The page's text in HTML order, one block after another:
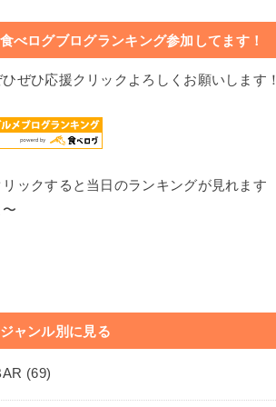
食べログブログランキング参加してます！
ひぜひ応援クリックよろしくお願いします！
リックすると当日のランキングが見れます
〜
ジャンル別に見る
(69)